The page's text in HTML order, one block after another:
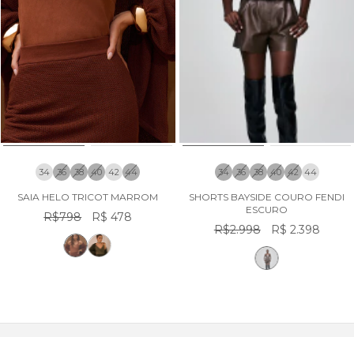
34 36 38 40 42 44
SAIA HELO TRICOT MARROM
R$798 R$ 478
34 36 38 40 42 44
SHORTS BAYSIDE COURO FENDI
ESCURO
R$2.998 R$ 2.398